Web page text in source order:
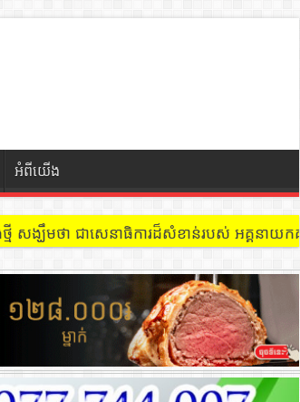
អំពីយើង
សុីសង នៅជាន់ទី៩ បន្ទប់ ៩០២ !